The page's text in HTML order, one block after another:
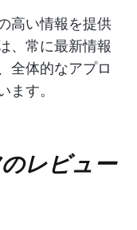
高い情報を提供
、常に最新情報
全体的なアプロ
ます。
レビュー